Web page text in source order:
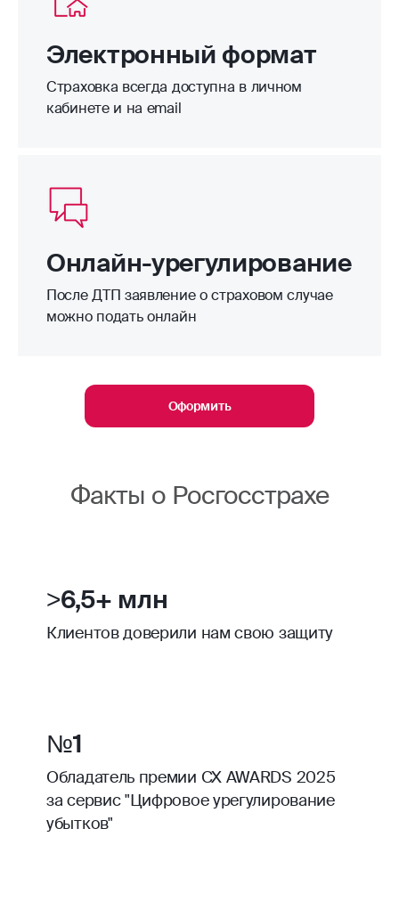
Электронный формат
Страховка всегда доступна в личном
кабинете и на email
Онлайн-урегулирование
После ДТП заявление о страховом случае
можно подать онлайн
Оформить
Факты о Росгосстрахе
>6,5+ млн
Клиентов доверили нам свою защиту
№1
Обладатель премии CX AWARDS 2025
за сервис "Цифровое урегулирование
убытков"